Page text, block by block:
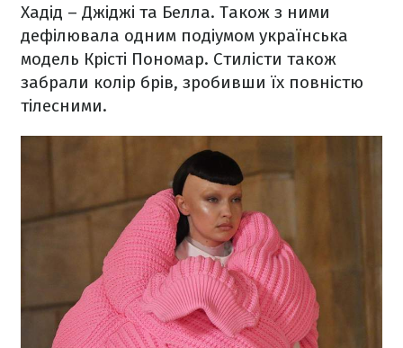
Хадід – Джіджі та Белла. Також з ними
дефілювала одним подіумом українська
модель Крісті Пономар. Стилісти також
забрали колір брів, зробивши їх повністю
тілесними.